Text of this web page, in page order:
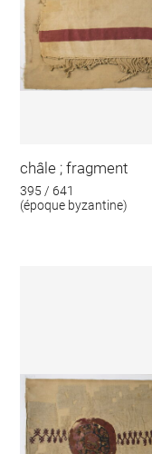
châle ; fragment
395 / 641
(époque byzantine)